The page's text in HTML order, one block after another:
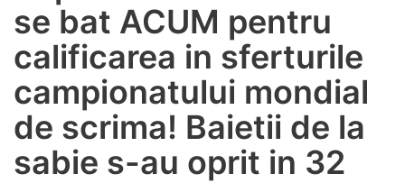
se bat ACUM pentru
calificarea in sferturile
campionatului mondial
de scrima! Baietii de la
sabie s-au oprit in 32